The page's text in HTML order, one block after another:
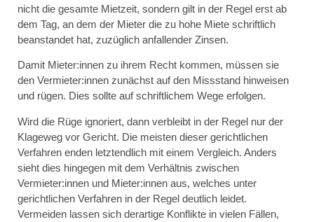
nicht die gesamte Mietzeit, sondern gilt in der Regel erst ab
dem Tag, an dem der Mieter die zu hohe Miete schriftlich
beanstandet hat, zuzüglich anfallender Zinsen.
Damit Mieter:innen zu ihrem Recht kommen, müssen sie
den Vermieter:innen zunächst auf den Missstand hinweisen
und rügen. Dies sollte auf schriftlichem Wege erfolgen.
Wird die Rüge ignoriert, dann verbleibt in der Regel nur der
Klageweg vor Gericht. Die meisten dieser gerichtlichen
Verfahren enden letztendlich mit einem Vergleich. Anders
sieht dies hingegen mit dem Verhältnis zwischen
Vermieter:innen und Mieter:innen aus, welches unter
gerichtlichen Verfahren in der Regel deutlich leidet.
Vermeiden lassen sich derartige Konflikte in vielen Fällen,